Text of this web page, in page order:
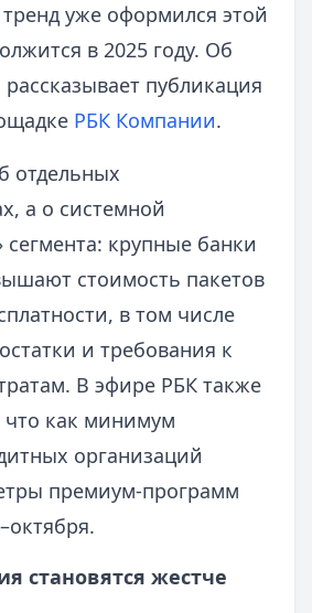
уже оформился этой
в 2025 году. Об
публикация
РБК Компании.
отдельных
а о системной
сегмента: крупные банки
стоимость пакетов
в том числе
и требования к
В эфире РБК также
что как минимум
организаций
премиум-программ
становятся жестче